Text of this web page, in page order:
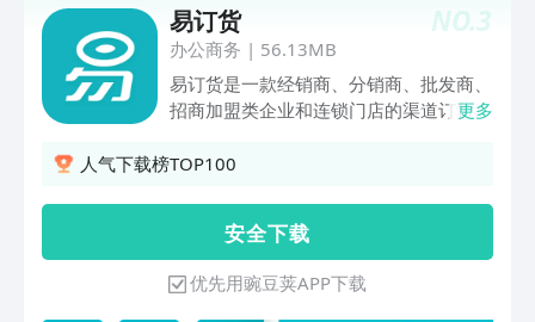
账、店铺管理、销售管理、库存、库房、
进出货、员工管理、会员管理等功能于一
体的进销存管理软件。 【AI智能营销】
朋友圈文案、销售话术、创意广告语等快
速生成，满足多种营销场景。 【数据看
板】 经营重点数据一目了然，资金分
助企业强管控、高效率地优化成本结构，
打造成本竞争优势。 【AI数据分析】 AI
赋能经营决策，数据驱动销售增长 1.智
能看板：实时追踪销售数据、库存动态，
NO.3
易订货
办公商务 | 56.13MB
易订货是一款经销商、分销商、批发商、
招商加盟类企业和连锁门店的渠道订货下
材、饮料酒水、汽配、宠物用品、日用百
户，获取订单；以数据驱动业务精细化运
营，助力中小型工贸、商贸企业提高人
效，资金周转率和销售额。让生意更简
更多
人气下载榜TOP100
安 全 下 载
优先用豌豆荚APP下载